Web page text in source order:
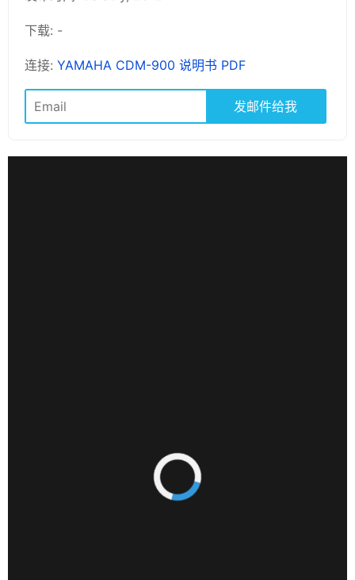
下载: -
连接: YAMAHA CDM-900 说明书 PDF
发邮件给我